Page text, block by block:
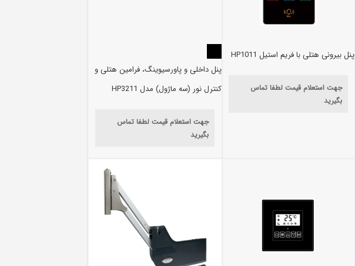
پنل بیرونی هتلی با فریم استیل HP1011
جهت استعلام قیمت لطفا تماس
بگیرید
پنل داخلی و پاورسیوینگ، فرامین هتلی و
کنترل نور (سه ماژول) مدل HP3211
جهت استعلام قیمت لطفا تماس
بگیرید